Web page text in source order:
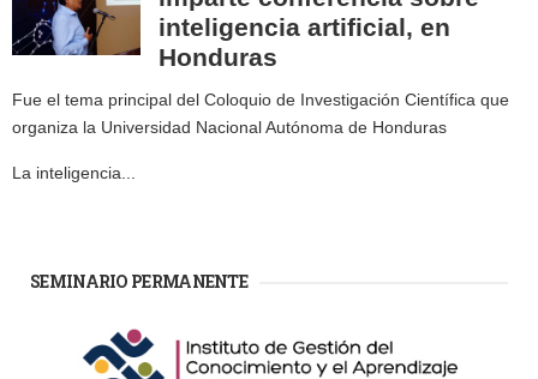
inteligencia artificial, en
Honduras
Fue el tema principal del Coloquio de Investigación Científica que
organiza la Universidad Nacional Autónoma de Honduras
La inteligencia...
SEMINARIO PERMANENTE